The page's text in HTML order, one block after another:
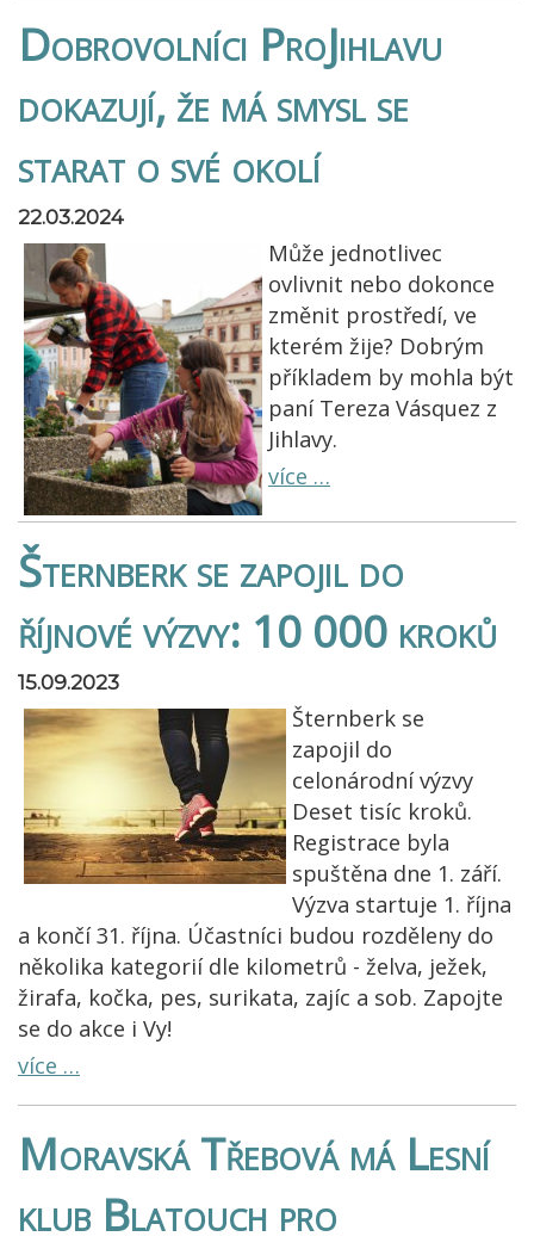
Dobrovolníci ProJihlavu
dokazují, že má smysl se
starat o své okolí
22.03.2024
Může jednotlivec
ovlivnit nebo dokonce
změnit prostředí, ve
kterém žije? Dobrým
příkladem by mohla být
paní Tereza Vásquez z
Jihlavy.
více …
Šternberk se zapojil do
říjnové výzvy: 10 000 kroků
15.09.2023
Šternberk se
zapojil do
celonárodní výzvy
Deset tisíc kroků.
Registrace byla
spuštěna dne 1. září.
Výzva startuje 1. října
a končí 31. října. Účastníci budou rozděleny do
několika kategorií dle kilometrů - želva, ježek,
žirafa, kočka, pes, surikata, zajíc a sob. Zapojte
se do akce i Vy!
více …
Moravská Třebová má Lesní
klub Blatouch pro